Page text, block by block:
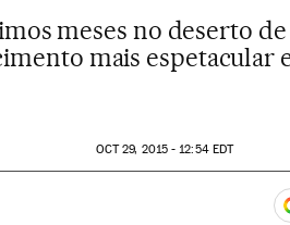
meses no deserto
mais espetacular
OCT29, 2015 - 12:54EDT
en TwitterRedes Sociales